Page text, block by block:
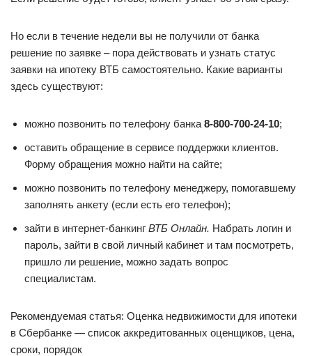
Но если в течение недели вы не получили от банка
решение по заявке – пора действовать и узнать статус
заявки на ипотеку ВТБ самостоятельно. Какие варианты
здесь существуют:
можно позвонить по телефону банка 8-800-700-24-10;
оставить обращение в сервисе поддержки клиентов.
Форму обращения можно найти на сайте;
можно позвонить по телефону менеджеру, помогавшему
заполнять анкету (если есть его телефон);
зайти в интернет-банкинг ВТБ Онлайн. Набрать логин и
пароль, зайти в свой личный кабинет и там посмотреть,
пришло ли решение, можно задать вопрос
специалистам.
Рекомендуемая статья: Оценка недвижимости для ипотеки
в Сбербанке — список аккредитованных оценщиков, цена,
сроки, порядок